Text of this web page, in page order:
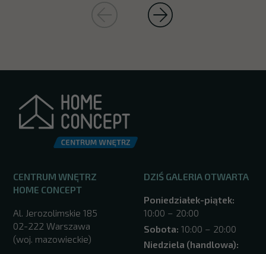
CENTRUM WNĘTRZ
HOME CONCEPT
Al. Jerozolimskie 185
02-222 Warszawa
(woj. mazowieckie)
DZIŚ GALERIA OTWARTA
Poniedziałek-piątek:
10:00 – 20:00
Sobota: 10:00 – 20:00
Niedziela (handlowa):